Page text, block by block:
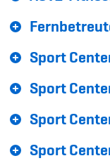
Sport
Sport
Sport
Sport